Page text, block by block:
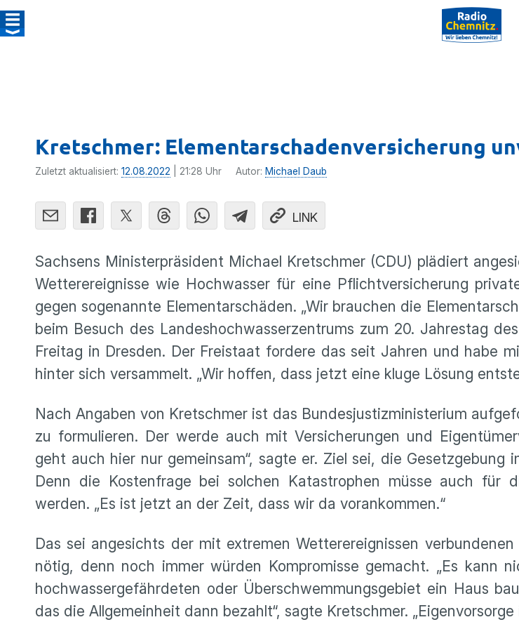
Kretschmer: Elementarschadenversicherung
Zuletzt aktualisiert: 12.08.2022 | 21:28 Uhr Autor: Michael Daub
LINK
Sachsens Ministerpräsident Michael Kretschmer (CDU) plädiert
Wetterereignisse wie Hochwasser für eine Pflichtversicherung
gegen sogenannte Elementarschäden. „Wir brauchen die
beim Besuch des Landeshochwasserzentrums zum 20. Jahrestag
Freitag in Dresden. Der Freistaat fordere das seit Jahren und habe
hinter sich versammelt. „Wir hoffen, dass jetzt eine kluge Lösung
Nach Angaben von Kretschmer ist das Bundesjustizministerium
zu formulieren. Der werde auch mit Versicherungen und
geht auch hier nur gemeinsam“, sagte er. Ziel sei, die Gesetzgebung
Denn die Kostenfrage bei solchen Katastrophen müsse auch für
werden. „Es ist jetzt an der Zeit, dass wir da vorankommen.“
Das sei angesichts der mit extremen Wetterereignissen
nötig, denn noch immer würden Kompromisse gemacht. „Es kann
hochwassergefährdeten oder Überschwemmungsgebiet ein Haus
das die Allgemeinheit dann bezahlt“, sagte Kretschmer.